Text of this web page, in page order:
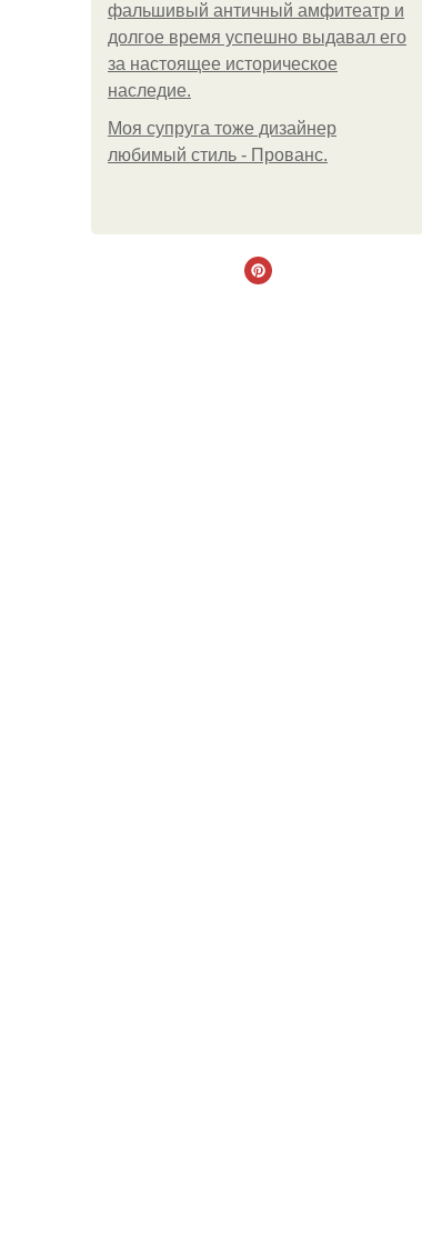
фальшивый античный амфитеатр и
долгое время успешно выдавал его
за настоящее историческое
наследие.
Моя супруга тоже дизайнер
любимый стиль - Прованс.